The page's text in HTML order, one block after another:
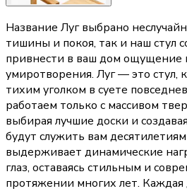
Название Луг выбрано
тишины и покоя, так и наш стул
привнести в ваш дом ощущение
умиротворения. Луг — это стул,
тихим уголком в суете
работаем только с массивом
выбирая лучшие доски и
будут служить вам
выдерживает динамические
глаз, оставаясь стильным и
протяжении многих лет. Каждая